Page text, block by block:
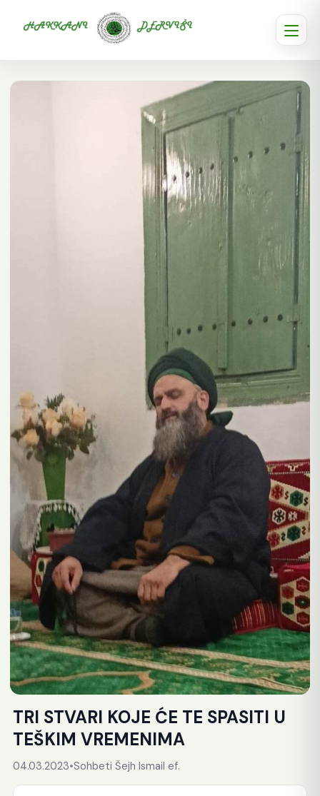
TRI STVARI KOJE ĆE TE SPASITI U
TEŠKIM VREMENIMA
04.03.2023•Sohbeti Šejh Ismail ef.